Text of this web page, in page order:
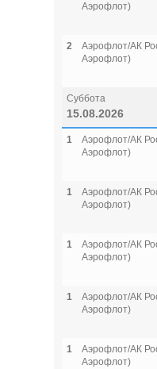
Аэрофлот)
2
Аэрофлот/АК
Аэрофлот)
Суббота
15.08.2026
1
Аэрофлот/АК
Аэрофлот)
1
Аэрофлот/АК
Аэрофлот)
1
Аэрофлот/АК
Аэрофлот)
1
Аэрофлот/АК
Аэрофлот)
1
Аэрофлот/АК
Аэрофлот)